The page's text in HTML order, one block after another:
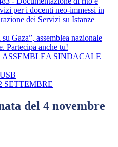
per i docenti neo-immessi in
dei Servizi su Istanze
Gaza”, assemblea nazionale
Partecipa anche tu!
SINDACALE
SETTEMBRE
del 4 novembre